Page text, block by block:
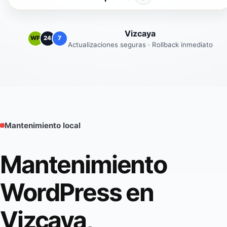
WP 24 7 Vizcaya
Actualizaciones seguras · Rollback inmediato
Mantenimiento local
Mantenimiento
WordPress en
Vizcaya,